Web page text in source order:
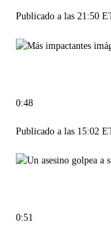
Publicado a las 21:50
0:48
Publicado a las 15:02
0:51